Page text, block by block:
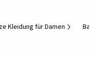
Kleidung für Damen